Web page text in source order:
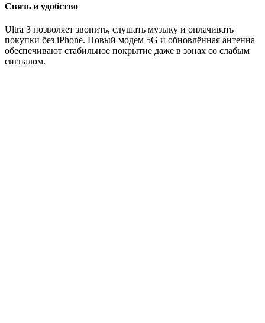
Связь и удобство
Ultra 3 позволяет звонить, слушать музыку и оплачивать
покупки без iPhone. Новый модем 5G и обновлённая антенна
обеспечивают стабильное покрытие даже в зонах со слабым
сигналом.